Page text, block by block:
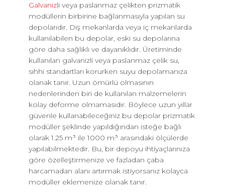
Galvanizli veya paslanmaz çelikten prizmatik
modüllerin birbirine bağlanmasıyla yapılan su
depolarıdır. Dış mekanlarda veya iç mekanlarda
kullanılabilen bu depolar, eski su depolarına
göre daha sağlıklı ve dayanıklıdır. Üretiminde
kullanılan galvanizli veya paslanmaz çelik su,
sıhhi standartları korurken suyu depolamanıza
olanak tanır. Uzun ömürlü olmasının
nedenlerinden biri de kullanılan malzemelerin
kolay deforme olmamasıdır. Böylece uzun yıllar
güvenle kullanabileceğiniz bu depolar prizmatik
modüller şeklinde yapıldığından isteğe bağlı
olarak 1.25 m³ ile 1000 m³ arasındaki ölçülerde
yapılabilmektedir. Bu, bir depoyu ihtiyaçlarınıza
göre özelleştirmenize ve fazladan çaba
harcamadan alanı artırmak istiyorsanız kolayca
modüller eklemenize olanak tanır.